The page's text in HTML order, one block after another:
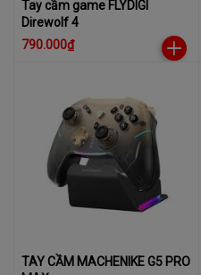
Tay cầm game FLYDIGI
Direwolf 4
790.000₫
TAY CẦM MACHENIKE G5 PRO